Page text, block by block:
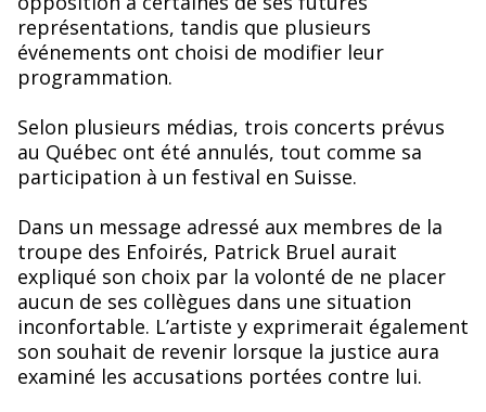
représentations, tandis que plusieurs
événements ont choisi de modifier leur
programmation.
Selon plusieurs médias, trois concerts prévus
au Québec ont été annulés, tout comme sa
participation à un festival en Suisse.
Dans un message adressé aux membres de la
troupe des Enfoirés, Patrick Bruel aurait
expliqué son choix par la volonté de ne placer
aucun de ses collègues dans une situation
inconfortable. L’artiste y exprimerait également
son souhait de revenir lorsque la justice aura
examiné les accusations portées contre lui.